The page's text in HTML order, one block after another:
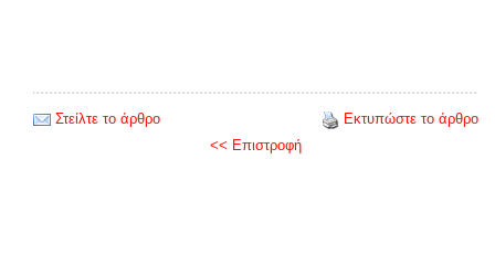
Στείλτε το άρθρο
Εκτυπώστε το άρθρο
<< Επιστροφή